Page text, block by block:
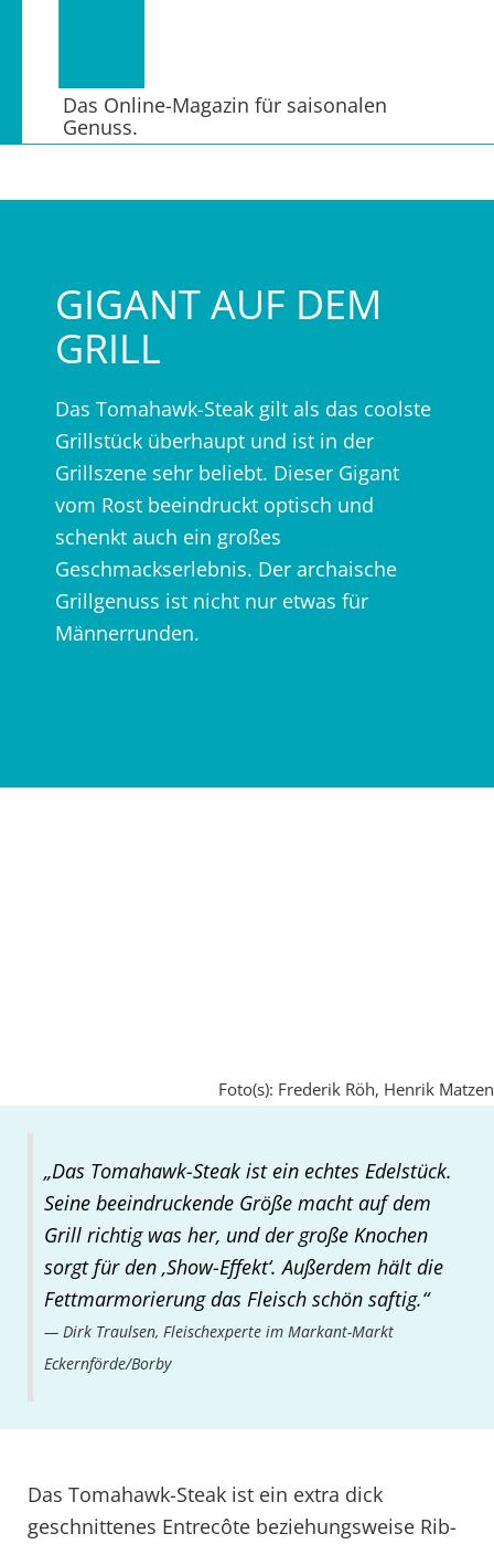
Das Online-Magazin für saisonalen
Genuss.
GIGANT AUF DEM
GRILL
Das Tomahawk-Steak gilt als das coolste
Grillstück überhaupt und ist in der
Grillszene sehr beliebt. Dieser Gigant
vom Rost beeindruckt optisch und
schenkt auch ein großes
Geschmackserlebnis. Der archaische
Grillgenuss ist nicht nur etwas für
Männerrunden.
Foto(s): Frederik Röh, Henrik Matzen
„Das Tomahawk-Steak ist ein echtes Edelstück.
Seine beeindruckende Größe macht auf dem
Grill richtig was her, und der große Knochen
sorgt für den ‚Show-Effekt‘. Außerdem hält die
Fettmarmorierung das Fleisch schön saftig.“
Dirk Traulsen, Fleischexperte im Markant-Markt
Eckernförde/Borby
Das Tomahawk-Steak ist ein extra dick
geschnittenes Entrecôte beziehungsweise Rib-